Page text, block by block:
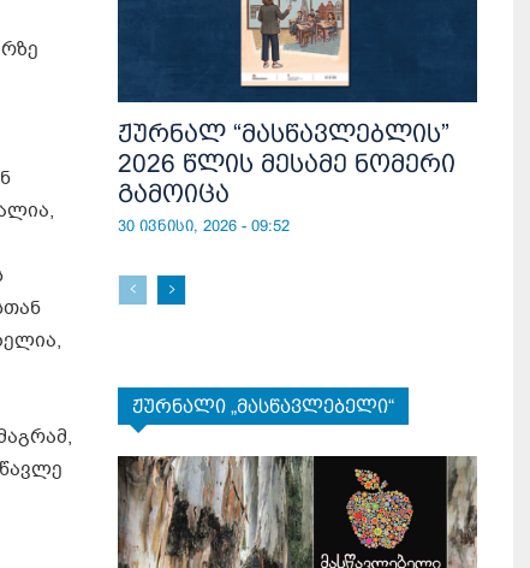
ჟურნალ “მასწავლებლის”
2026 წლის მესამე ნომერი
გამოიცა
30 ივნისი, 2026 - 09:52
ჟურნალი „მასწავლებელი“